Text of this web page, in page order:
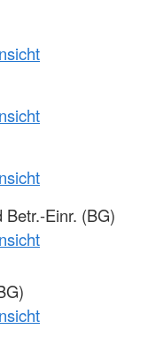
Einr. (BG)